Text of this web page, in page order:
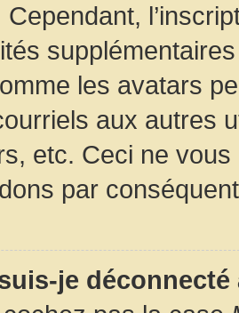
les avatars
aux autres
etc. Ceci ne
par
je